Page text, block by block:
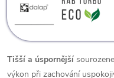
Tišší a úspornější
výkon při zachování